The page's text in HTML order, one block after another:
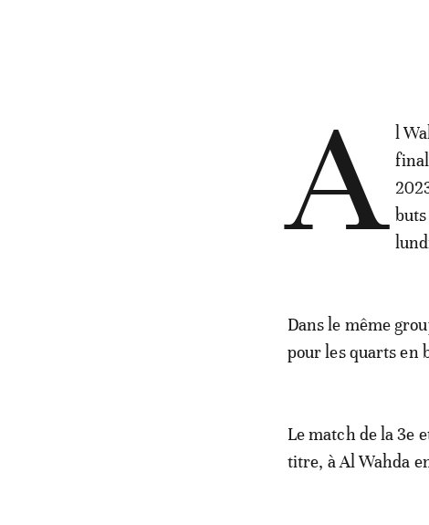
A l
Dans le même
pour les quarts en
Le match de la 3e
titre, à Al Wahda